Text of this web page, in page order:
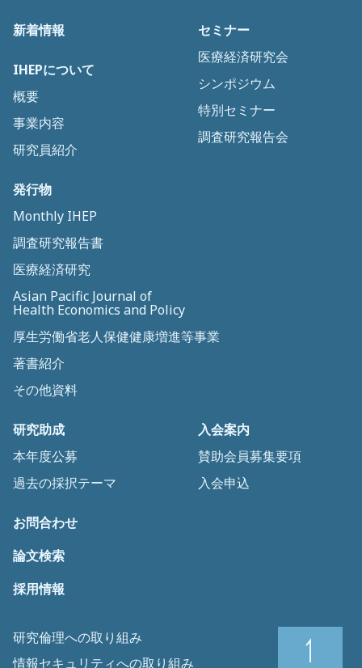
新着情報
IHEPについて
概要
事業内容
研究員紹介
セミナー
医療経済研究会
シンポジウム
特別セミナー
調査研究報告会
発行物
Monthly IHEP
調査研究報告書
医療経済研究
Asian Pacific Journal of
Health Economics and Policy
厚生労働省老人保健健康増進等事業
著書紹介
その他資料
研究助成
本年度公募
過去の採択テーマ
入会案内
賛助会員募集要項
入会申込
お問合わせ
論文検索
採用情報
研究倫理への取り組み
情報セキュリティへの取り組み